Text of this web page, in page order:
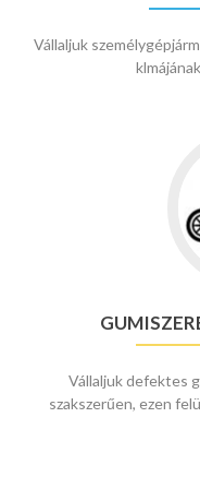
Vállaljuk
Vállaljuk defektes
szakszerűen, ezen